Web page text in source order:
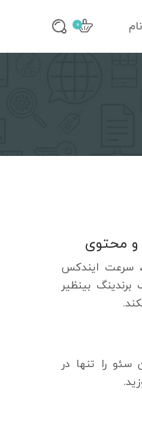
0
محتوی
سرعت ایندکس
برندینگ بینظیر
را تنها در